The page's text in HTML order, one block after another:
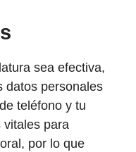
sea efectiva,
datos personales
teléfono y tu
vitales para
por lo que